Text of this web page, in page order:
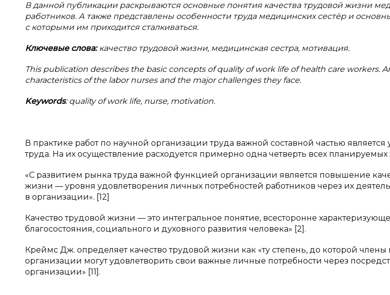
В данной публикации раскрываются основные понятия качества трудовой жизни
работников. А также представлены особенности труда медицинских сестёр и
с которыми им приходится сталкиваться.
Ключевые слова: качество трудовой жизни, медицинская сестра, мотивация.
This publication describes the basic concepts of quality of work life of health care workers.
characteristics of the labor nurses and the major challenges they face.
Keywords: quality of work life, nurse, motivation.
В практике работ по научной организации труда важной составной частью
труда. На их осуществление расходуется примерно одна четверть всех планируемых
«С развитием рынка труда важной функцией организации является повышение
жизни — уровня удовлетворения личных потребностей работников через их
в организации». [12]
Качество трудовой жизни — это интегральное понятие, всесторонне
благосостояния, социального и духовного развития человека» [2].
Креймс Дж. определяет качество трудовой жизни как «ту степень, до которой
организации могут удовлетворить свои важные личные потребности через
организации» [11].